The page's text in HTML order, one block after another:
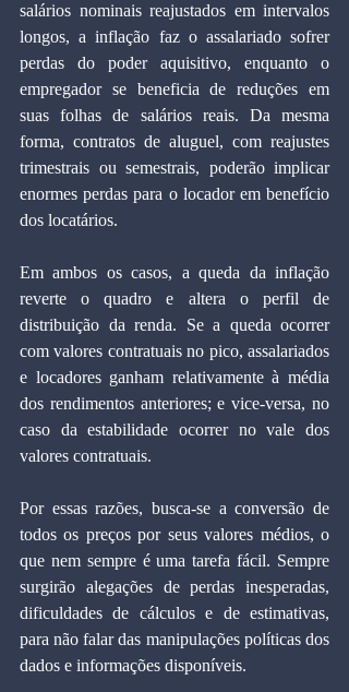
salários nominais reajustados em intervalos
longos, a inflação faz o assalariado sofrer
perdas do poder aquisitivo, enquanto o
empregador se beneficia de reduções em
suas folhas de salários reais. Da mesma
forma, contratos de aluguel, com reajustes
trimestrais ou semestrais, poderão implicar
enormes perdas para o locador em benefício
dos locatários.
Em ambos os casos, a queda da inflação
reverte o quadro e altera o perfil de
distribuição da renda. Se a queda ocorrer
com valores contratuais no pico, assalariados
e locadores ganham relativamente à média
dos rendimentos anteriores; e vice-versa, no
caso da estabilidade ocorrer no vale dos
valores contratuais.
Por essas razões, busca-se a conversão de
todos os preços por seus valores médios, o
que nem sempre é uma tarefa fácil. Sempre
surgirão alegações de perdas inesperadas,
dificuldades de cálculos e de estimativas,
para não falar das manipulações políticas dos
dados e informações disponíveis.